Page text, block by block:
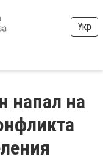
Укр
напал на